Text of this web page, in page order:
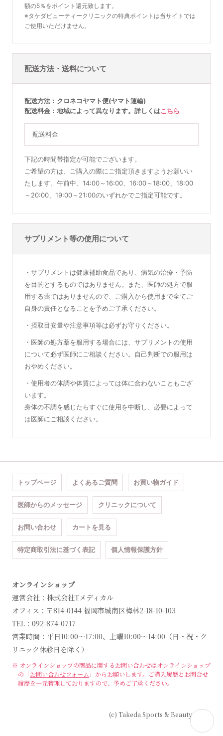
額の5％をポイント還元致します。
※タケダビューティークリニックの特典ポイントは当サイトでは
ご使用いただけません。
配送方法・送料について
配送方法
クロネコヤマト便(ヤマト運輸)
配送料金
地域によって異なります。詳しくはこちら
配送料金
下記の時間帯指定が可能でございます。
ご希望の方は、ご購入の際にご指定頂きますようお願いい
たします。午前中、14:00～16:00、16:00～18:00、18:00
～20:00、19:00～21:00のいずれかでご指定可能です。
サプリメント等の使用について
・サプリメントは健康補助食品であり、病気の治療・予防
を目的とするものではありません。また、医師の処方で服
用する薬ではありませんので、ご購入から使用まで全てご
自身の責任となることを予めご了承ください。
・摂取目安量や注意事項等は必ずお守りください。
・医師の処方薬を服用する場合には、サプリメントの使用
について必ず医師にご相談ください。自己判断での服用は
おやめください。
・使用者の体調や体質によっては体に合わないこともござ
います。
身体の不調を感じたらすぐに使用を中断し、必要によって
は医師にご相談ください。
トップページ よくあるご質問 お買い物ガイド
医師からのメッセージ クリニックについて
お問い合わせ カートを見る
特定商取引法に基づく表記 個人情報保護方針
オンラインショップ
運営会社：株式会社Tメディカル
オフィス：〒814-0144 福岡市城南区梅林2-18-10-103
TEL：092-874-0717
営業時間：平日10:00～17:00、土曜10:00～14:00（日・祝・ク
リニック休診日を除く）
※ オンラインショップの商品に関するお問い合わせはオンラインショップ
の「お問い合わせフォーム 」からお願いします。 ご購入履歴とお問合せ
履歴を一元管理しておりますので、予めご了承ください。
(c) Takeda Sports & Beauty Clinic